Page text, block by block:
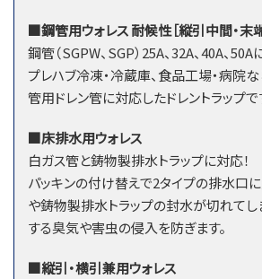
■鋼管用ウォレス 耐候性［縦引中間・末
鋼管（SGPW、SGP）25A、32A、40A、50A
プレハブ冷凍・冷蔵庫、食品工場・病院
管用ドレン管に対応したドレントラップで
■床排水用ウォレス
白ガス管と鋳物製排水トラップに対応！
パッキンの付け替えで2タイプの排水口
や鋳物製排水トラップの封水が切れてし
する臭気や害虫の侵入を防ぎます。
■縦引・横引兼用ウォレス